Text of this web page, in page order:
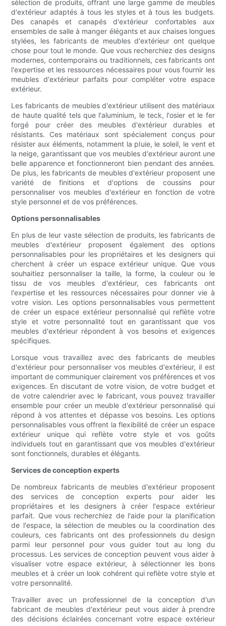
sélection de produits, offrant une large gamme de meubles
d'extérieur adaptés à tous les styles et à tous les budgets.
Des canapés et canapés d'extérieur confortables aux
ensembles de salle à manger élégants et aux chaises longues
stylées, les fabricants de meubles d'extérieur ont quelque
chose pour tout le monde. Que vous recherchiez des designs
modernes, contemporains ou traditionnels, ces fabricants ont
l'expertise et les ressources nécessaires pour vous fournir les
meubles d'extérieur parfaits pour compléter votre espace
extérieur.
Les fabricants de meubles d'extérieur utilisent des matériaux
de haute qualité tels que l'aluminium, le teck, l'osier et le fer
forgé pour créer des meubles d'extérieur durables et
résistants. Ces matériaux sont spécialement conçus pour
résister aux éléments, notamment la pluie, le soleil, le vent et
la neige, garantissant que vos meubles d'extérieur auront une
belle apparence et fonctionneront bien pendant des années.
De plus, les fabricants de meubles d'extérieur proposent une
variété de finitions et d'options de coussins pour
personnaliser vos meubles d'extérieur en fonction de votre
style personnel et de vos préférences.
Options personnalisables
En plus de leur vaste sélection de produits, les fabricants de
meubles d'extérieur proposent également des options
personnalisables pour les propriétaires et les designers qui
cherchent à créer un espace extérieur unique. Que vous
souhaitiez personnaliser la taille, la forme, la couleur ou le
tissu de vos meubles d'extérieur, ces fabricants ont
l'expertise et les ressources nécessaires pour donner vie à
votre vision. Les options personnalisables vous permettent
de créer un espace extérieur personnalisé qui reflète votre
style et votre personnalité tout en garantissant que vos
meubles d'extérieur répondent à vos besoins et exigences
spécifiques.
Lorsque vous travaillez avec des fabricants de meubles
d'extérieur pour personnaliser vos meubles d'extérieur, il est
important de communiquer clairement vos préférences et vos
exigences. En discutant de votre vision, de votre budget et
de votre calendrier avec le fabricant, vous pouvez travailler
ensemble pour créer un meuble d'extérieur personnalisé qui
répond à vos attentes et dépasse vos besoins. Les options
personnalisables vous offrent la flexibilité de créer un espace
extérieur unique qui reflète votre style et vos goûts
individuels tout en garantissant que vos meubles d'extérieur
sont fonctionnels, durables et élégants.
Services de conception experts
De nombreux fabricants de meubles d'extérieur proposent
des services de conception experts pour aider les
propriétaires et les designers à créer l'espace extérieur
parfait. Que vous recherchiez de l'aide pour la planification
de l'espace, la sélection de meubles ou la coordination des
couleurs, ces fabricants ont des professionnels du design
parmi leur personnel pour vous guider tout au long du
processus. Les services de conception peuvent vous aider à
visualiser votre espace extérieur, à sélectionner les bons
meubles et à créer un look cohérent qui reflète votre style et
votre personnalité.
Travailler avec un professionnel de la conception d'un
fabricant de meubles d'extérieur peut vous aider à prendre
des décisions éclairées concernant votre espace extérieur